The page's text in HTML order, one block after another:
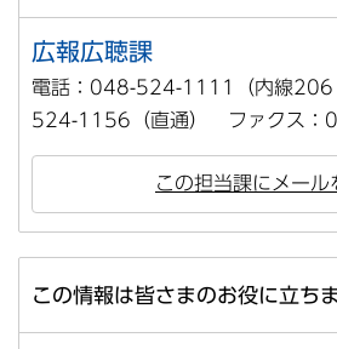
広報広聴課
電話：048-524-1111（内線
524-1156（直通） ファクス：
この担当課にメール
この情報は皆さまのお役に立ち